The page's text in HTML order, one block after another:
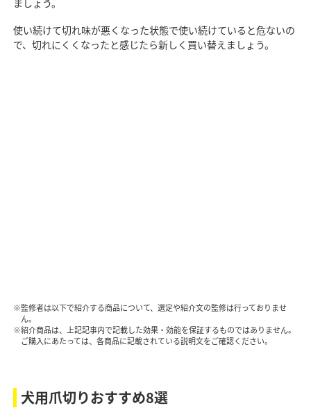
使い続けて切れ味が悪くなった状態で使い続けていると危ないの
で、切れにくくなったと感じたら新しく買い替えましょう。
※監修者は以下で紹介する商品について、選定や紹介文の監修は行っておりませ
ん。
※紹介商品は、上記記事内で記載した効果・効能を保証するものではありません。
ご購入にあたっては、各商品に記載されている説明文をご確認ください。
犬用爪切りおすすめ8選